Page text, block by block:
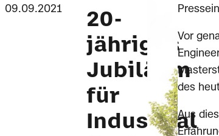
09.09.2021
20-
jähriges
Jubiläum
für
Industrial
Vor
des
Aus